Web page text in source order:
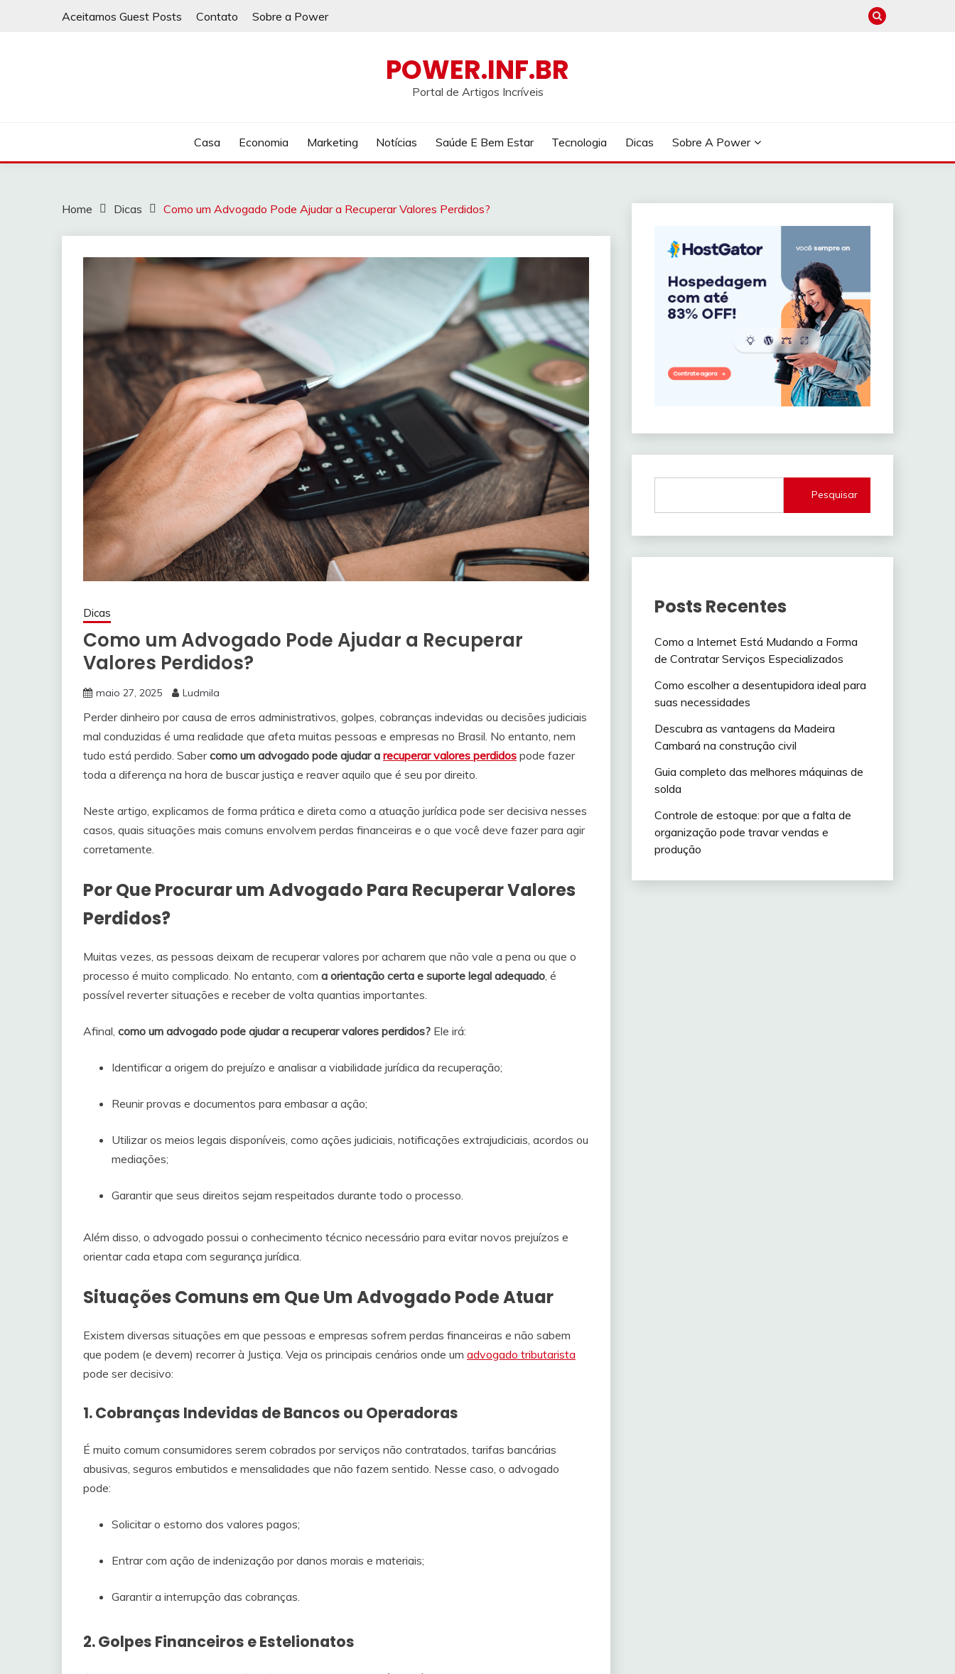
Aceitamos Guest Posts Contato Sobre a Power
POWER.INF.BR
Portal de Artigos Incríveis
Casa Economia Marketing Notícias Saúde E Bem Estar Tecnologia Dicas Sobre A Power
Home Dicas Como um Advogado Pode Ajudar a Recuperar Valores Perdidos?
Dicas
Como um Advogado Pode Ajudar a Recuperar
Valores Perdidos?
maio 27, 2025 Ludmila
Perder dinheiro por causa de erros administrativos, golpes, cobranças indevidas ou decisões judiciais
mal conduzidas é uma realidade que afeta muitas pessoas e empresas no Brasil. No entanto, nem
tudo está perdido. Sabercomo um advogado pode ajudar a recuperar valores perdidos pode fazer
toda a diferença na hora de buscar justiça e reaver aquilo que é seu por direito.
Neste artigo, explicamos de forma prática e direta como a atuação jurídica pode ser decisiva nesses
casos, quais situações mais comuns envolvem perdas financeiras e o que você deve fazer para agir
corretamente.
Por Que Procurar um Advogado Para Recuperar Valores
Perdidos?
Muitas vezes, as pessoas deixam de recuperar valores por acharem que não vale a pena ou que o
processo é muito complicado. No entanto, com a orientação certa e suporte legal adequado , é
possível reverter situações e receber de volta quantias importantes.
Afinal, como um advogado pode ajudar a recuperar valores perdidos? Ele irá:
Identificar a origem do prejuízo e analisar a viabilidade jurídica da recuperação;
Reunir provas e documentos para embasar a ação;
Utilizar os meios legais disponíveis, como ações judiciais, notificações extrajudiciais, acordos ou
mediações;
Garantir que seus direitos sejam respeitados durante todo o processo.
Além disso, o advogado possui o conhecimento técnico necessário para evitar novos prejuízos e
orientar cada etapa com segurança jurídica.
Situações Comuns em Que Um Advogado Pode Atuar
Existem diversas situações em que pessoas e empresas sofrem perdas financeiras e não sabem
que podem (e devem) recorrer à Justiça. Veja os principais cenários onde um advogado tributarista
pode ser decisivo:
1. Cobranças Indevidas de Bancos ou Operadoras
É muito comum consumidores serem cobrados por serviços não contratados, tarifas bancárias
abusivas, seguros embutidos e mensalidades que não fazem sentido. Nesse caso, o advogado
pode:
Solicitar o estorno dos valores pagos;
Entrar com ação de indenização por danos morais e materiais;
Garantir a interrupção das cobranças.
2. Golpes Financeiros e Estelionatos
Pesquisar
Posts Recentes
Como a Internet Está Mudando a Forma
de Contratar Serviços Especializados
Como escolher a desentupidora ideal para
suas necessidades
Descubra as vantagens da Madeira
Cambará na construção civil
Guia completo das melhores máquinas de
solda
Controle de estoque: por que a falta de
organização pode travar vendas e
produção